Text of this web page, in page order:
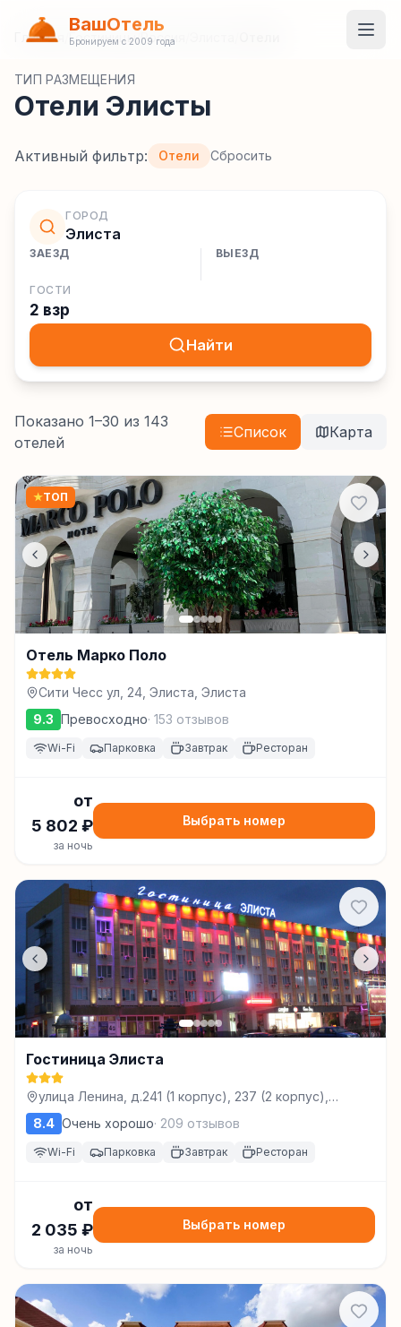
ВашОтель
Бронируем с 2009 года
Главная Гостиницы/Россия
ТИП РАЗМЕЩЕНИЯ
Отели Элисты
Активный фильтр: Отели Сбросить
ГОРОД
Элиста
ЗАЕЗД ВЫЕЗД
ГОСТИ
2 взр
Найти
Показано 1–30 из 143
отелей
Список Карта
★ТОП
Отель Марко Поло
Сити Чесс ул, 24, Элиста, Элиста
9.3 Превосходно· 153 отзывов
Wi-Fi Парковка Завтрак Ресторан
от
5 802 ₽
за ночь
Выбрать номер
Гостиница Элиста
улица Ленина, д.241 (1 корпус), 237 (2 корпус),
Элиста
8.4 Очень хорошо· 209 отзывов
Wi-Fi Парковка Завтрак Ресторан
от
2 035 ₽
за ночь
Выбрать номер